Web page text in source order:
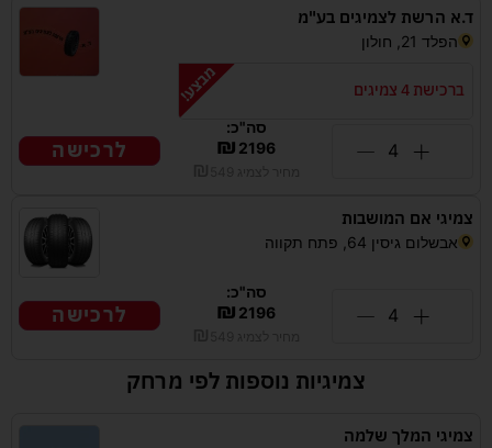
ד.א הרשת לצמיגים בע"מ
הפלד 21, חולון
ברכישת 4 צמיגים
סה"כ:
₪ 2196 לרכישה
צמיגי אם המושבות
אבשלום גיסין 64, פתח תקווה
סה"כ:
₪ 2196 לרכישה
צמיגיות נוספות לפי מרחק
צמיגי המלך שלמה